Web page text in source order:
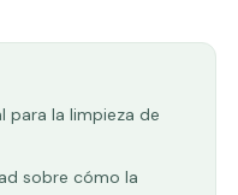
para la limpieza de
sobre cómo la